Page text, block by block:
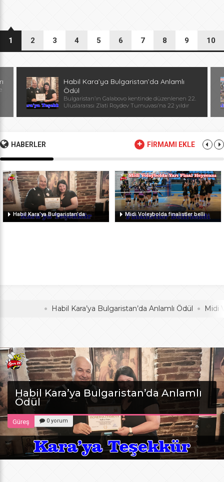
1 2 3 4 5 6 7 8 9 10
Habil Kara’ya Bulgaristan’da Anlamlı
Ödül
Bulgaristan’ın Galabovo kentinde düzenlenen 22.
Uluslararası Zlati Roydev Turnuvası’na 22 yıldır
Federasyonu Başkanı, Avrupa ve Dünya
Şampiyonu, olimpiyat ikincisi Stanka Zlateva
HABERLER FİRMAMI EKLE
Habil Kara’ya Bulgaristan’da Midi Voleybolda finalistler belli
Habil Kara’ya Bulgaristan’da Anlamlı Ödül Midi
Habil Kara’ya Bulgaristan’da Anlamlı
Ödül
Güreş 0 yorum